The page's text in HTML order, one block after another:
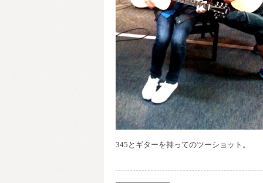
345とギターを持ってのツーショット。